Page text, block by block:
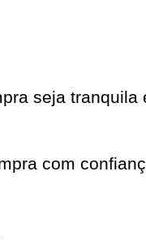
seja tranquila
com